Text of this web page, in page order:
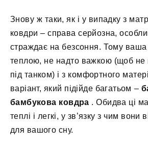
Знову ж таки, як і у випадку з
ковдри – справа серйозна,
страждає на безсоння. Тому ваша
теплою, не надто важкою (щоб не
під танком) і з комфортного
варіант, який підійде багатьом –
бамбукова ковдра . Обидва ці
теплі і легкі, у зв’язку з чим вони
для вашого сну.